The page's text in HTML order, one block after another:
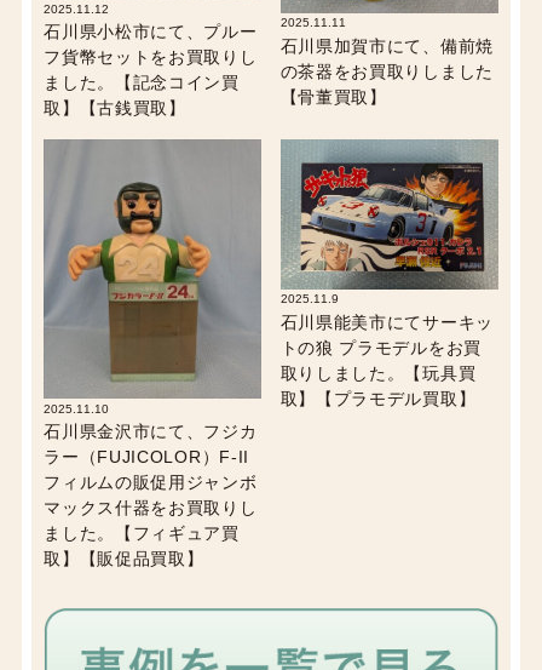
2025.11.12
石川県小松市にて、プルー
フ貨幣セットをお買取りし
ました。【記念コイン買
取】【古銭買取】
2025.11.11
石川県加賀市にて、備前焼
の茶器をお買取りしました
【骨董買取】
2025.11.10
石川県金沢市にて、フジカ
ラー（FUJICOLOR）F-II
フィルムの販促用ジャンボ
マックス什器をお買取りし
ました。【フィギュア買
取】【販促品買取】
2025.11.9
石川県能美市にてサーキッ
トの狼 プラモデルをお買
取りしました。【玩具買
取】【プラモデル買取】